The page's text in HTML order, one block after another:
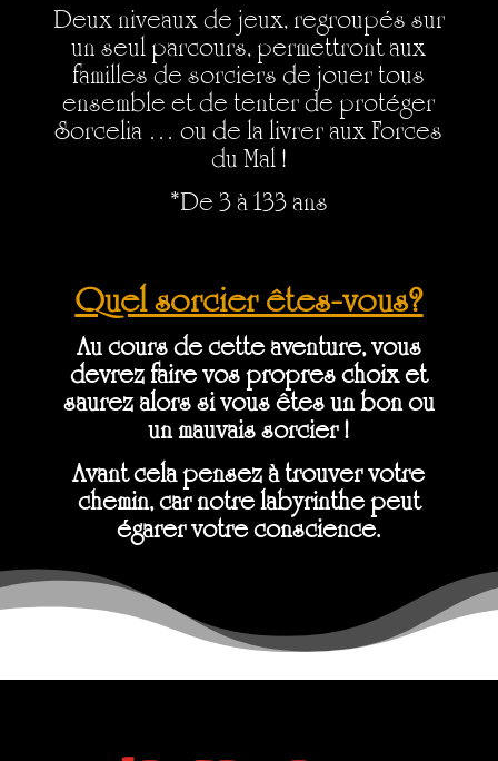
Deux niveaux de jeux, regroupés sur
un seul parcours, permettront aux
familles de sorciers de jouer tous
ensemble et de tenter de protéger
Sorcelia … ou de la livrer aux Forces
du Mal !
*De 3 à 133 ans
Quel sorcier êtes-vous?
Au cours de cette aventure, vous
devrez faire vos propres choix et
saurez alors si vous êtes un bon ou
un mauvais sorcier !
Avant cela pensez à trouver votre
chemin, car notre labyrinthe peut
égarer votre conscience.